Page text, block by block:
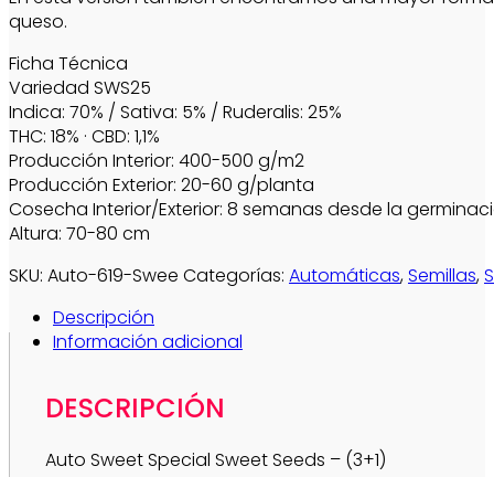
queso.
Ficha Técnica
Variedad SWS25
Indica: 70% / Sativa: 5% / Ruderalis: 25%
THC: 18% · CBD: 1,1%
Producción Interior: 400-500 g/m2
Producción Exterior: 20-60 g/planta
Cosecha Interior/Exterior: 8 semanas desde la
Altura: 70-80 cm
SKU: Auto-619-Swee Categorías: Automáticas,Semillas,
Descripción
Información adicional
DESCRIPCIÓN
Auto Sweet Special Sweet Seeds – (3+1)